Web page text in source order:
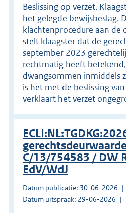
Beslissing op verzet.
het gelegde bewijsbeslag.
klachtenprocedure aan de
stelt klaagster dat de
september 2023
rechtmatig heeft
dwangsommen inmiddels
is het met de beslissing
verklaart het verzet
C/13/754583 / DW
EdV/WdJ
Datum publicatie: 30-06-2026
Datum uitspraak: 29-06-2026